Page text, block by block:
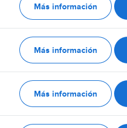
Más información
Más información
Más información